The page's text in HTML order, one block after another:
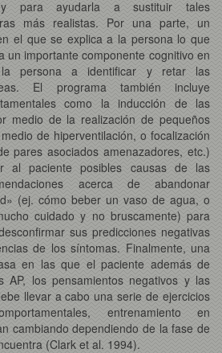
y para ayudarla a sustituir tales
más realistas. Por una parte, un
el que se explica a la persona lo que
un importante componente cognitivo en
persona a identificar y retar las
El programa también incluye
como la inducción de las
medio de la realización de pequeños
de hiperventilación, o focalización
pares asociados amenazadores, etc.)
al paciente posibles causas de las
acerca de abandonar
(ej. cómo beber un vaso de agua, o
cuidado y no bruscamente) para
sus predicciones negativas
de los síntomas. Finalmente, una
en las que el paciente además de
AP, los pensamientos negativos y las
llevar a cabo una serie de ejercicios
entrenamiento en
cambiando dependiendo de la fase de
(Clark et al. 1994).